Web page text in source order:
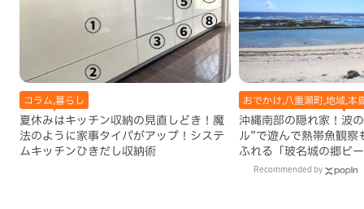
コラム,暮らし
夏休みはキッチン収納の見直しどき！魔
法のように家事タイパがアップ！システ
ムキッチンひきだし収納術
おでかけ,八重瀬町,地域,本
沖縄南部の隠れ家！波
ル”で遊んで熱帯魚観察
ふれる「玻名城の郷ビ
町）Recommended by